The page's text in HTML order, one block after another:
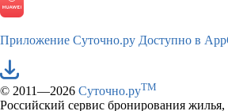
Приложение Суточно.ру Доступно в
© 2011—2026 Суточно.руTM
Российский сервис бронирования